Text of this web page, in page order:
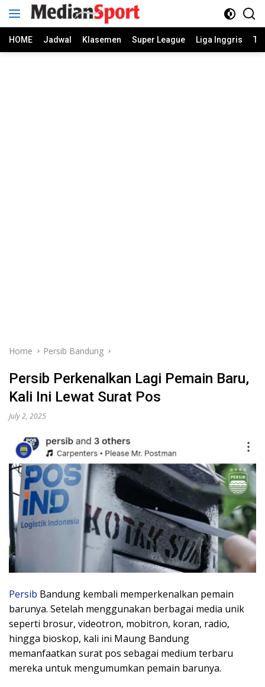
HOME Jadwal Klasemen Super League Liga Inggris
Home Persib Bandung
Persib Perkenalkan Lagi Pemain Baru,
Kali Ini Lewat Surat Pos
July 2, 2025
Persib Bandung kembali memperkenalkan pemain
barunya. Setelah menggunakan berbagai media unik
seperti brosur, videotron, mobitron, koran, radio,
hingga bioskop, kali ini Maung Bandung
memanfaatkan surat pos sebagai medium terbaru
mereka untuk mengumumkan pemain barunya.